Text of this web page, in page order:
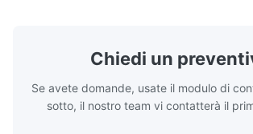
Chiedi un
Se avete domande, usate il modulo di
sotto, il nostro team vi contatterà il